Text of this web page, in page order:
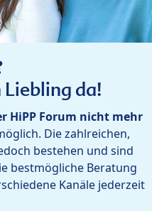
da!
HiPP Forum nicht mehr
Die zahlreichen,
bestehen und sind
bestmögliche Beratung
Kanäle jederzeit